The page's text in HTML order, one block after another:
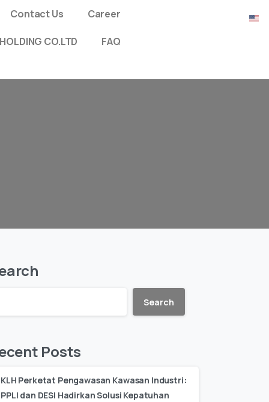
Contact Us Career
CO.LTD FAQ
Search
Posts
KLH Perketat Pengawasan Kawasan Industri:
PPLI dan DESI Hadirkan Solusi Kepatuhan